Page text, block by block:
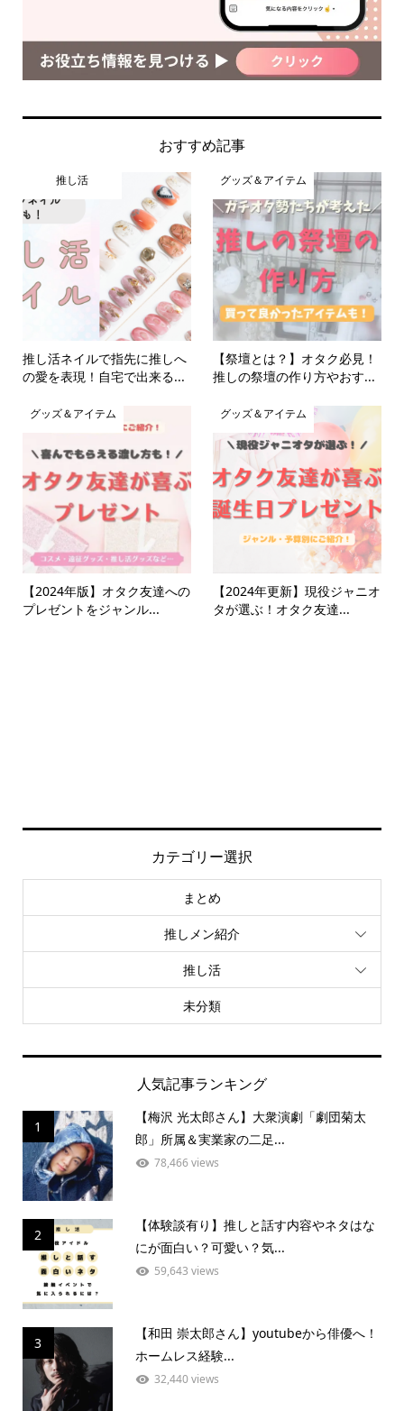
おすすめ記事
推し活
推し活ネイルで指先に推しへ
の愛を表現！自宅で出来る...
グッズ＆アイテム
【祭壇とは？】オタク必見！
推しの祭壇の作り方やおす...
グッズ＆アイテム
【2024年版】オタク友達への
プレゼントをジャンル...
グッズ＆アイテム
【2024年更新】現役ジャニオ
タが選ぶ！オタク友達...
カテゴリー選択
まとめ
推しメン紹介
推し活
未分類
人気記事ランキング
1
【梅沢 光太郎さん】大衆演劇「劇団菊太
郎」所属＆実業家の二足...
78,466 views
2
【体験談有り】推しと話す内容やネタはな
にが面白い？可愛い？気...
59,643 views
3
【和田 崇太郎さん】youtubeから俳優へ！
ホームレス経験...
32,440 views